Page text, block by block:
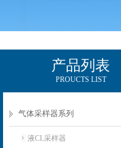
产品列表
PROUCTS LIST
气体采样器系列
液CL采样器